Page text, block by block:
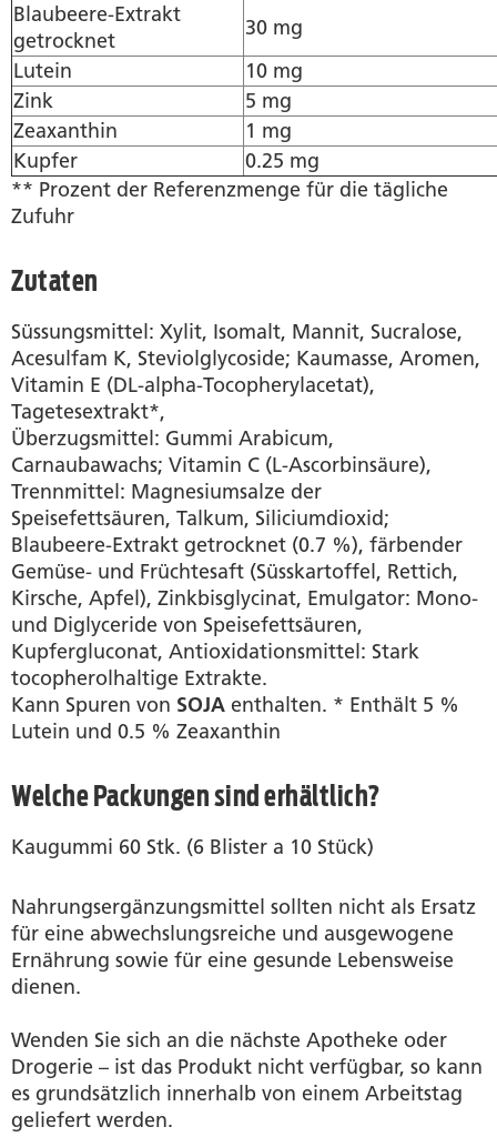
Blaubeere-Extrakt
getrocknet
30 mg
Lutein
10 mg
Zink
5 mg
Zeaxanthin
1 mg
Kupfer
0.25 mg
** Prozent der Referenzmenge für die tägliche
Zufuhr
Zutaten
Süssungsmittel: Xylit, Isomalt, Mannit, Sucralose,
Acesulfam K, Steviolglycoside; Kaumasse, Aromen,
Vitamin E (DL-alpha-Tocopherylacetat),
Tagetesextrakt*,
Überzugsmittel: Gummi Arabicum,
Carnaubawachs; Vitamin C (L-Ascorbinsäure),
Trennmittel: Magnesiumsalze der
Speisefettsäuren, Talkum, Siliciumdioxid;
Blaubeere-Extrakt getrocknet (0.7 %), färbender
Gemüse- und Früchtesaft (Süsskartoffel, Rettich,
Kirsche, Apfel), Zinkbisglycinat, Emulgator: Mono-
und Diglyceride von Speisefettsäuren,
Kupfergluconat, Antioxidationsmittel: Stark
tocopherolhaltige Extrakte.
Kann Spuren von SOJA enthalten. * Enthält 5 %
Lutein und 0.5 % Zeaxanthin
Welche Packungen sind erhältlich?
Kaugummi 60 Stk. (6 Blister a 10 Stück)
Nahrungsergänzungsmittel sollten nicht als Ersatz
für eine abwechslungsreiche und ausgewogene
Ernährung sowie für eine gesunde Lebensweise
dienen.
Wenden Sie sich an die nächste Apotheke oder
Drogerie – ist das Produkt nicht verfügbar, so kann
es grundsätzlich innerhalb von einem Arbeitstag
geliefert werden.